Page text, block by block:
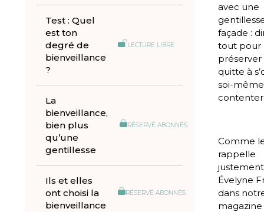
Test : Quel
est ton
degré de
bienveillance
?
LECTURE LIBRE
La
bienveillance,
bien plus
qu’une
gentillesse
RÉSERVÉ ABONNÉS
Ils et elles
ont choisi la
bienveillance
RÉSERVÉ ABONNÉS
avec une
façade :
tout pour
préserver
quitte à
soi-
contenter
Comme
rappelle
justement
Évelyne
dans
magazine